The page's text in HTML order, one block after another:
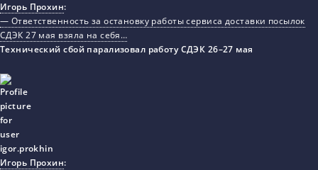
Игорь Прохин:
— Ответственность за остановку работы сервиса доставки посылок
СДЭК 27 мая взяла на себя…
Технический сбой парализовал работу СДЭК 26–27 мая
Игорь Прохин: